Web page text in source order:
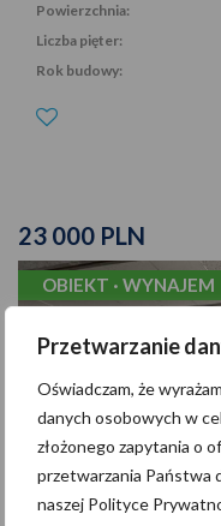
Przetwarzanie
Oświadczam, że
danych osobowych w
złożonego zapytania o
przetwarzania Państwa
naszej Polityce
Powierzchnia:
Liczba pięter:
Rok budowy:
23 000 PLN
OBIEKT · WYNAJEM